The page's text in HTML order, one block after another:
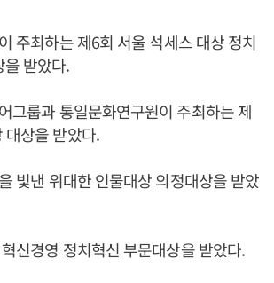
주최하는 제6회 서울 석세스 대상 정치
받았다.
그룹과 통일문화연구원이 주최하는 제
대상을 받았다.
빛낸 위대한 인물대상 의정대상을 받았
신경영 정치혁신 부문대상을 받았다.